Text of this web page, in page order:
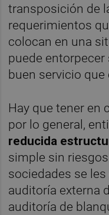
transposición de
requerimientos
colocan en una
puede entorpecer
buen servicio
Hay que tener en
por lo general,
reducida
simple sin
sociedades se
auditoría externa
auditoría de